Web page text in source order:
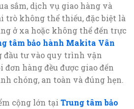
sắm, dịch vụ giao hàng và
trò không thể thiếu, đặc biệt là
ở xa hoặc không thể đến trực
tâm bảo hành Makita Vân
đầu tư vào quy trình vận
đơn hàng đều được giao đến
chóng, an toàn và đúng hẹn.
cộng lớn tại Trung tâm bảo